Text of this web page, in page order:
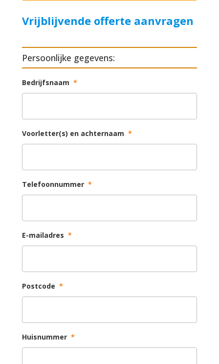
Vrijblijvende offerte aanvragen
Persoonlijke gegevens:
Bedrijfsnaam *
Voorletter(s) en achternaam *
Telefoonnummer *
E-mailadres *
Postcode *
Huisnummer *